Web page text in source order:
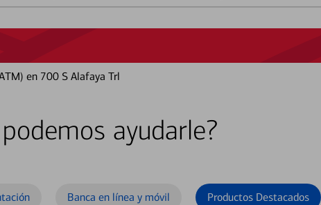
en 700 S Alafaya Trl
ayudarle?
Banca en línea y móvil Productos Destacados